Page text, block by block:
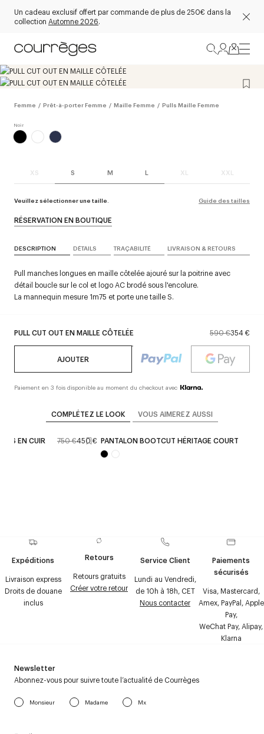
Un cadeau exclusif offert par commande de plus de 250€ dans la
collection Automne 2026.
Femme / Prêt-à-porter Femme / Maille Femme / Pulls Maille Femme
XS S M L XL XXL
Veuillez sélectionner une taille. Guide des tailles
PULL CUT OUT EN MAILLE CÔTELÉE 590 €354 €
AJOUTER
Paiement en 3 fois disponible au moment du checkout avec
RÉSERVATION EN BOUTIQUE
DESCRIPTION DÉTAILS TRAÇABILITÉ LIVRAISON & RETOURS
Pull manches longues en maille côtelée ajouré sur la poitrine avec
détail boucle sur le col et logo AC brodé sous l'encolure.
La mannequin mesure 1m75 et porte une taille S.
COMPLÉTEZ LE LOOK VOUS AIMEREZ AUSSI
EN CUIR 750 €450 € PANTALON BOOTCUT HÉRITAGE COURT
Expéditions
Livraison express
Droits de douane
inclus
Retours
Retours gratuits
Créer votre retour
Service Client
Lundi au Vendredi,
de 10h à 18h, CET
Nous contacter
Paiements
sécurisés
Visa, Mastercard,
Amex, PayPal, Apple
Pay,
WeChat Pay, Alipay,
Klarna
Newsletter
Abonnez-vous pour suivre toute l’actualité de Courrèges
Monsieur Madame Mx